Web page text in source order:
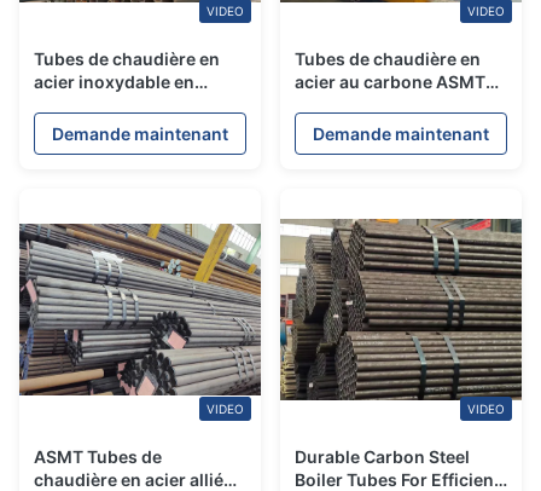
VIDEO
Tubes de chaudière en
acier inoxydable en
conformes à l'ASME
Demande maintenant
VIDEO
Tubes de chaudière en
acier au carbone ASMT
pression extrême
Demande maintenant
VIDEO
ASMT Tubes de
chaudière en acier allié
VIDEO
Durable Carbon Steel
Boiler Tubes For Efficient